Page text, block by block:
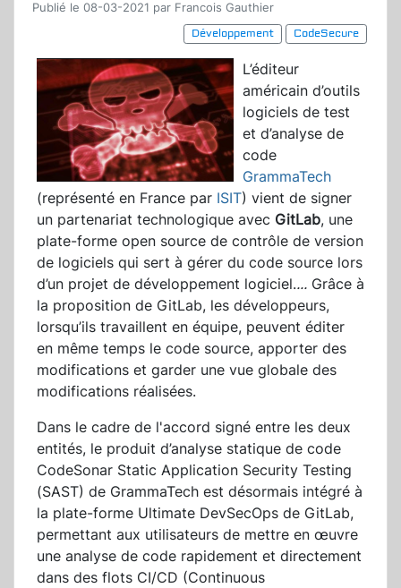
Publié le 08-03-2021 par Francois Gauthier
Développement
CodeSecure
L’éditeur
américain d’outils
logiciels de test
et d’analyse de
code
GrammaTech
(représenté en France par ISIT) vient de signer
un partenariat technologique avec GitLab, une
plate-forme open source de contrôle de version
de logiciels qui sert à gérer du code source lors
d’un projet de développement logiciel.... Grâce à
la proposition de GitLab, les développeurs,
lorsqu’ils travaillent en équipe, peuvent éditer
en même temps le code source, apporter des
modifications et garder une vue globale des
modifications réalisées.
Dans le cadre de l'accord signé entre les deux
entités, le produit d’analyse statique de code
CodeSonar Static Application Security Testing
(SAST) de GrammaTech est désormais intégré à
la plate-forme Ultimate DevSecOps de GitLab,
permettant aux utilisateurs de mettre en œuvre
une analyse de code rapidement et directement
dans des flots CI/CD (Continuous